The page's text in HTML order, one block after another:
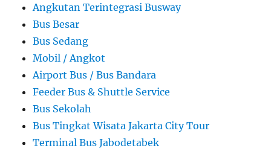
Angkutan Terintegrasi Busway
Bus Besar
Bus Sedang
Mobil / Angkot
Airport Bus / Bus Bandara
Feeder Bus & Shuttle Service
Bus Sekolah
Bus Tingkat Wisata Jakarta City Tour
Terminal Bus Jabodetabek